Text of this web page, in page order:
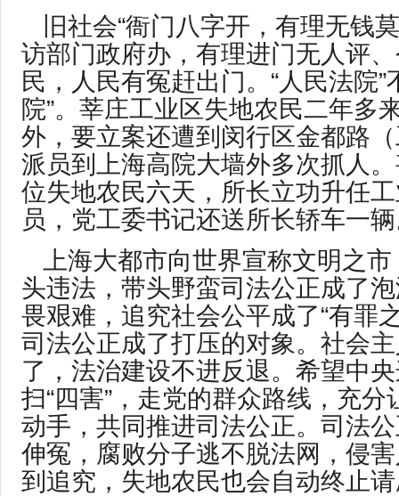
旧社会“衙门八字开，有理无钱
访部门政府办，有理进门无人评
民，人民有冤赶出门。“人民法院”
院”。莘庄工业区失地农民二年多
外，要立案还遭到闵行区金都路
派员到上海高院大墙外多次抓人
位失地农民六天，所长立功升任
员，党工委书记还送所长轿车一
上海大都市向世界宣称文明之
头违法，带头野蛮司法公正成了
畏艰难，追究社会公平成了“有罪
司法公正成了打压的对象。社会
了，法治建设不进反退。希望中央
扫“四害”，走党的群众路线，充
动手，共同推进司法公正。司法
伸冤，腐败分子逃不脱法网，侵
到追究，失地农民也会自动终止